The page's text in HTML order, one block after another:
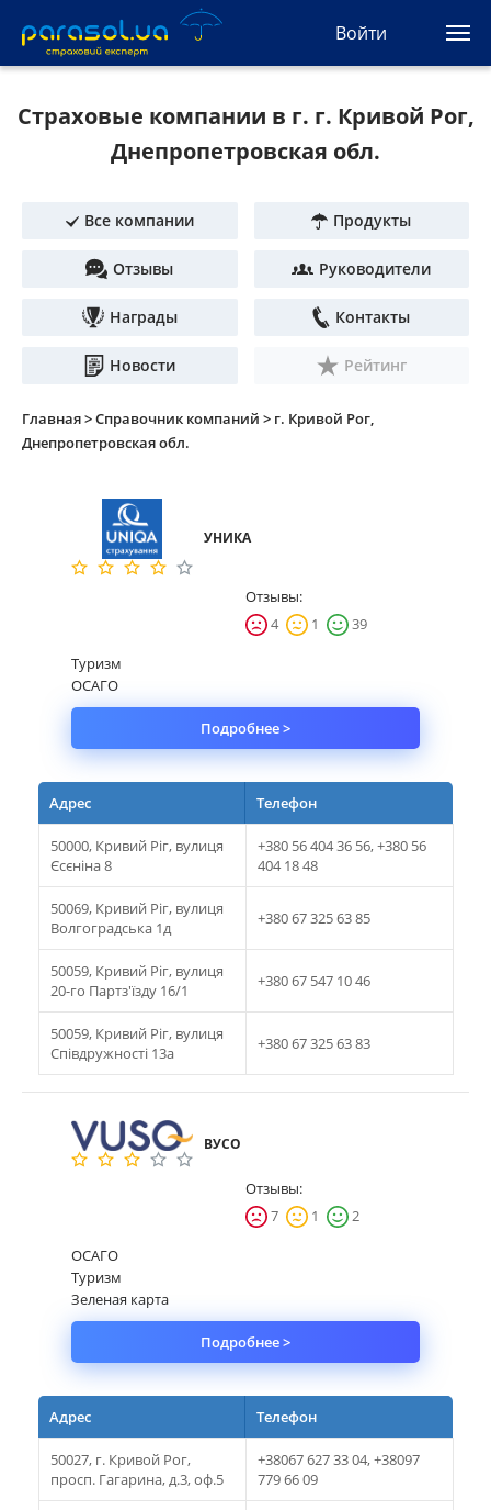
Войти
(093) 170-33-90
Ua En
Все сервисы
Туристическая
Автозащита
КАСКО
Имущество
Партнерская программа
Реферальная программа
Страховые компании в г. г. Кривой Рог,
Днепропетровская обл.
Все компании Продукты
Отзывы Руководители
Награды Контакты
Новости Рейтинг
Главная >Справочник компаний > г. Кривой Рог,
Днепропетровская обл.
УНИКА
Отзывы:
4
1
39
Туризм
ОСАГО
Подробнее >
Адрес Телефон
50000, Кривий Рiг, вулиця
Єсєнiна 8
+380 56 404 36 56, +380 56
404 18 48
50069, Кривий Рiг, вулиця
Волгоградська 1д
+380 67 325 63 85
50059, Кривий Рiг, вулиця
20-го Партз'їзду 16/1
+380 67 547 10 46
50059, Кривий Рiг, вулиця
Співдружності 13а
+380 67 325 63 83
ВУСО
Отзывы:
7
1
2
ОСАГО
Туризм
Зеленая карта
Подробнее >
Адрес Телефон
50027, г. Кривой Рог,
просп. Гагарина, д.3, оф.5
+38067 627 33 04, +38097
779 66 09